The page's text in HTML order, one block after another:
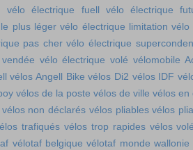
vélo électrique fuell
vélo électrique
plus léger vélo électrique limitation vélo
pas cher vélo électrique
vélo électrique volé vélomobile
vélos Angell Bike vélos Di2 vélos IDF
vélos de la poste vélos de ville vélos en
vélos non déclarés vélos pliables vélos
trafiqués vélos trop rapides vélos
vélotaf belgique vélotaf monde wallonie